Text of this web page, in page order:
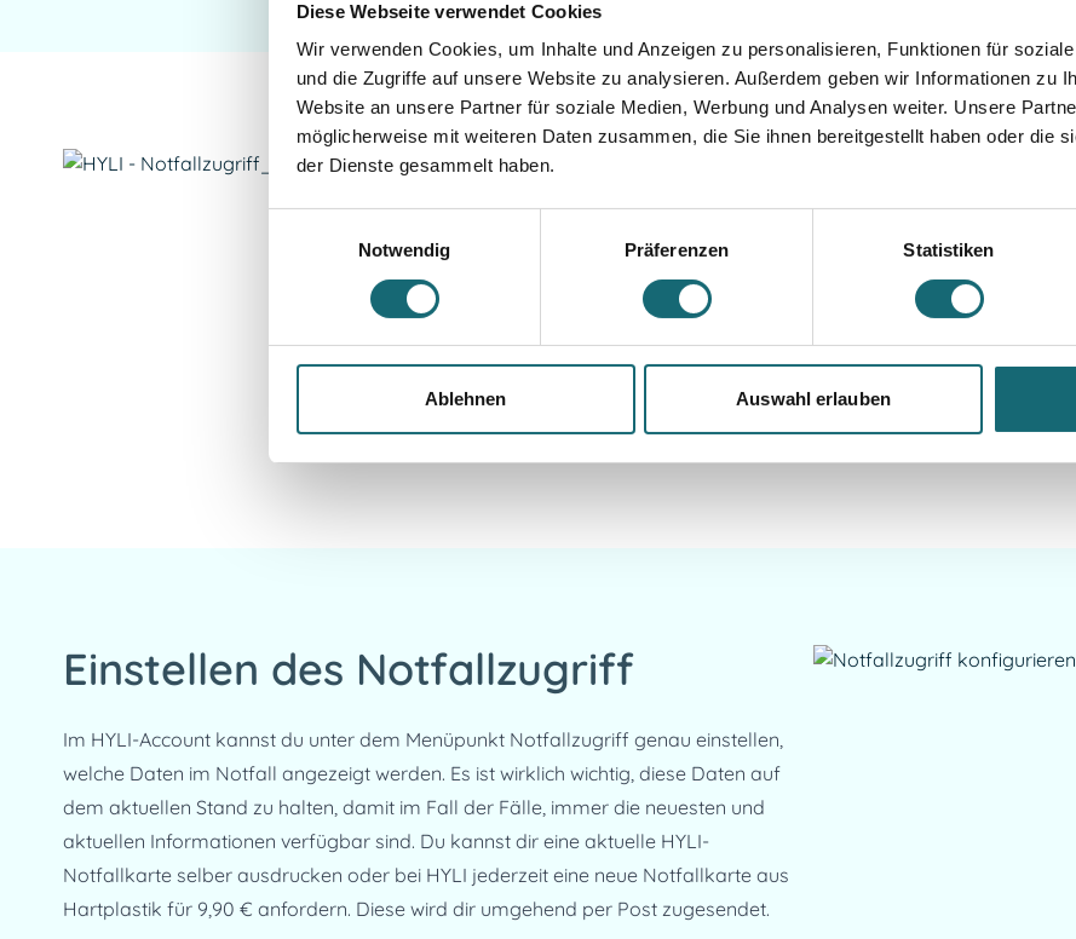
Diese Webseite verwendet Cookies
Wir verwenden Cookies, um Inhalte und Anzeigen zu personalisieren, Funktionen für
und die Zugriffe auf unsere Website zu analysieren. Außerdem geben wir Informationen zu
Website an unsere Partner für soziale Medien, Werbung und Analysen weiter. Unsere
möglicherweise mit weiteren Daten zusammen, die Sie ihnen bereitgestellt haben oder die
der Dienste gesammelt haben.
Notwendig
Präferenzen Statistiken
Ablehnen Auswahl erlauben
Wie genau funktioniert
Klicke auf die Notfallzugriffslasche am rechten
Gib deinen Zugriffscode von der HYLI-Notfallkarte in die
Anschließend kannst du alle freigegebenen Dokumente
Alternativ kannst du einfach den QR-Code scannen.
Anmelden und Notfallzugang sichern
Einstellen des Notfallzugriff
Im HYLI-Account kannst du unter dem Menüpunkt Notfallzugriff genau einstellen,
welche Daten im Notfall angezeigt werden. Es ist wirklich wichtig, diese Daten auf
dem aktuellen Stand zu halten, damit im Fall der Fälle, immer die neuesten und
aktuellen Informationen verfügbar sind. Du kannst dir eine aktuelle HYLI-
Notfallkarte selber ausdrucken oder bei HYLI jederzeit eine neue Notfallkarte aus
Hartplastik für 9,90 € anfordern. Diese wird dir umgehend per Post zugesendet.